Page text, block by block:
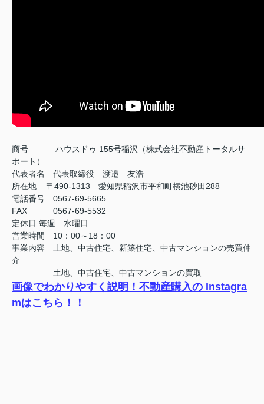
商号
ハウスドゥ 155号稲沢（株式会社不動産トータルサ
ポート）
代表者名 代表取締役 渡邉 友浩
所在地 〒490-1313 愛知県稲沢市平和町横池砂田288
電話番号 0567-69-5665
FAX
0567-69-5532
定休日 毎週 水曜日
営業時間 10：00～18：00
事業内容 土地、中古住宅、新築住宅、中古マンションの売買仲
介
土地、中古住宅、中古マンションの買取
画像でわかりやすく説明！不動産購入の Instagra
mはこちら！！